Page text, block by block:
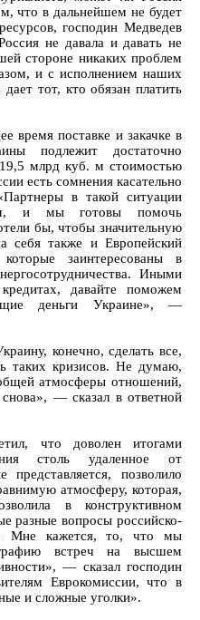
что в дальнейшем не будет
господин Медведев
не давала и давать не
стороне никаких проблем
и с исполнением наших
тот, кто обязан платить
время поставке и закачке в
подлежит достаточно
млрд куб. м стоимостью
есть сомнения касательно
в такой ситуации
и мы готовы помочь
бы, чтобы значительную
себя также и Европейский
заинтересованы в
Иными
давайте поможем
деньги Украине», —
конечно, сделать все,
таких кризисов. Не думаю,
атмосферы отношений,
— сказал в ответной
что доволен итогами
столь удаленное от
позволило
атмосферу, которая,
в конструктивном
разные вопросы российско-
Мне кажется, то, что мы
встреч на высшем
— сказал господин
Еврокомиссии, что в
и сложные уголки».